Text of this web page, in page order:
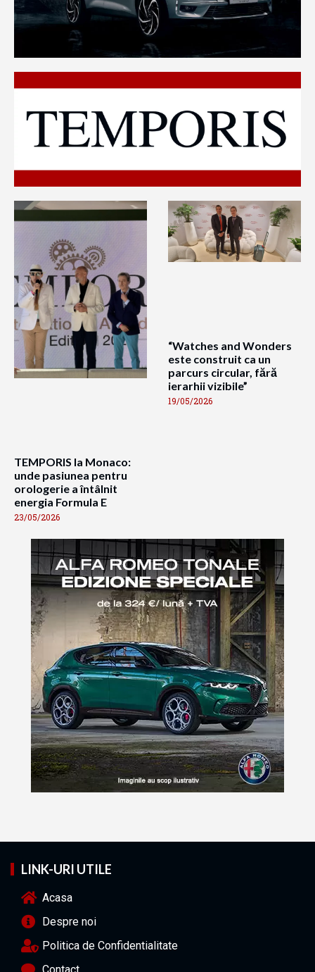
TEMPORIS la Monaco:
unde pasiunea pentru
orologerie a întâlnit
energia Formula E
23/05/2026
“Watches and Wonders
este construit ca un
parcurs circular, fără
ierarhii vizibile”
19/05/2026
LINK-URI UTILE
Acasa
Despre noi
Politica de Confidentialitate